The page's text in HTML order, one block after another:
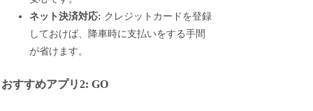
ネット決済対応: クレジットカードを登録
しておけば、降車時に支払いをする手間
が省けます。
おすすめアプリ2: GO